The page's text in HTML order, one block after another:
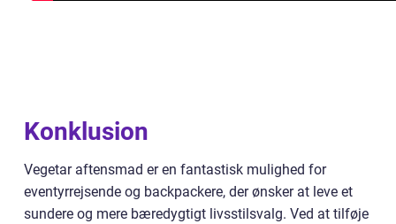
Konklusion
Vegetar aftensmad er en fantastisk mulighed for
eventyrrejsende og backpackere, der ønsker at leve et
sundere og mere bæredygtigt livsstilsvalg. Ved at tilføje